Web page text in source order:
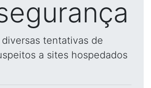
tentativas de
a sites hospedados